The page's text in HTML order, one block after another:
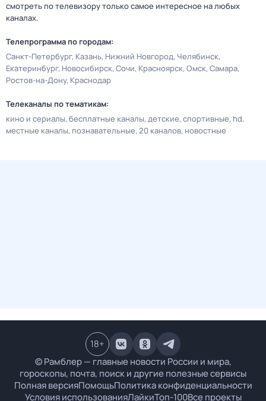
смотреть по телевизору только самое интересное на любых
каналах.
Телепрограмма по городам:
Санкт-Петербург Казань Нижний Новгород Челябинск
Екатеринбург Новосибирск Сочи Красноярск Омск Самара
Ростов-на-Дону Краснодар
Телеканалы по тематикам:
кино и сериалы бесплатные каналы детские спортивные hd
местные каналы познавательные 20 каналов новостные
© Рамблер — главные новости России и мира,
гороскопы, почта, поиск и другие полезные сервисы
Полная версияПомощьПолитика конфиденциальности
Условия использованияЛайкиТоп-100Все проекты
18+